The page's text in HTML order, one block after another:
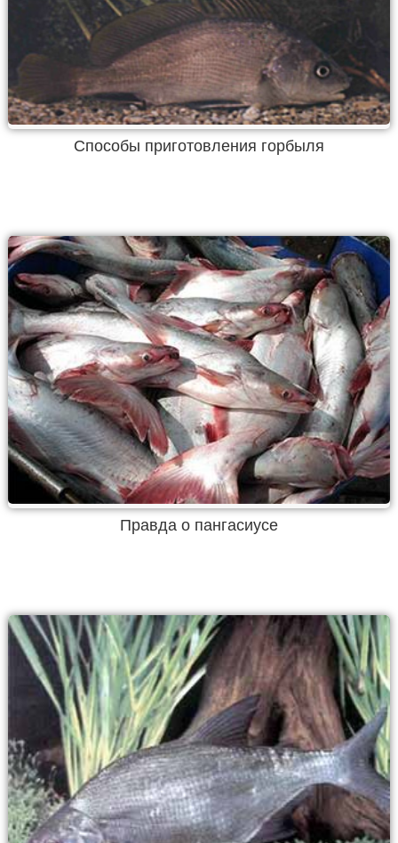
Способы приготовления горбыля
Правда о пангасиусе